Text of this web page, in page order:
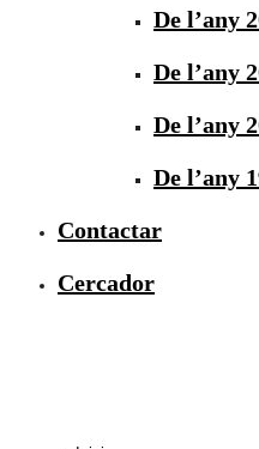
De l’any
De l’any
De l’any
De l’any
Contactar
Cercador